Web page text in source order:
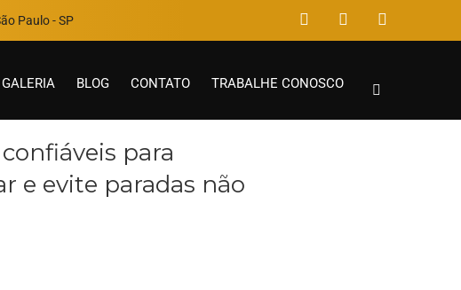
Paulo - SP​
GALERIA BLOG CONTATO TRABALHE CONOSCO
para
e evite paradas não